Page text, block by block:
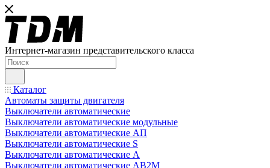
Интернет-магазин представительского класса
Каталог
Автоматы защиты двигателя
Выключатели автоматические
Выключатели автоматические модульные
Выключатели автоматические АП
Выключатели автоматические S
Выключатели автоматические А
Выключатели автоматические АВ2М